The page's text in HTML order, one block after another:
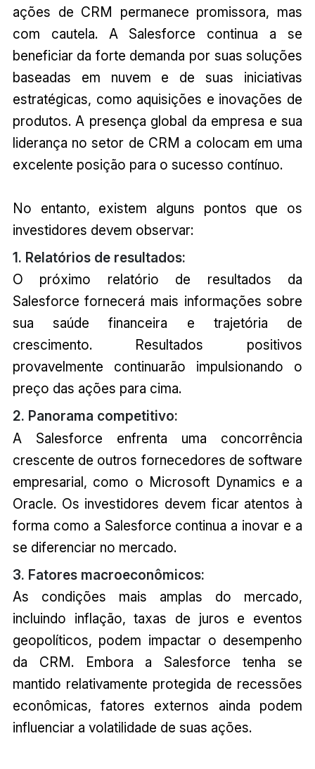
ações de CRM permanece promissora, mas
com cautela. A Salesforce continua a se
beneficiar da forte demanda por suas soluções
baseadas em nuvem e de suas iniciativas
estratégicas, como aquisições e inovações de
produtos. A presença global da empresa e sua
liderança no setor de CRM a colocam em uma
excelente posição para o sucesso contínuo.
No entanto, existem alguns pontos que os
investidores devem observar:
1. Relatórios de resultados:
O próximo relatório de resultados da
Salesforce fornecerá mais informações sobre
sua saúde financeira e trajetória de
crescimento. Resultados positivos
provavelmente continuarão impulsionando o
preço das ações para cima.
2. Panorama competitivo:
A Salesforce enfrenta uma concorrência
crescente de outros fornecedores de software
empresarial, como o Microsoft Dynamics e a
Oracle. Os investidores devem ficar atentos à
forma como a Salesforce continua a inovar e a
se diferenciar no mercado.
3. Fatores macroeconômicos:
As condições mais amplas do mercado,
incluindo inflação, taxas de juros e eventos
geopolíticos, podem impactar o desempenho
da CRM. Embora a Salesforce tenha se
mantido relativamente protegida de recessões
econômicas, fatores externos ainda podem
influenciar a volatilidade de suas ações.